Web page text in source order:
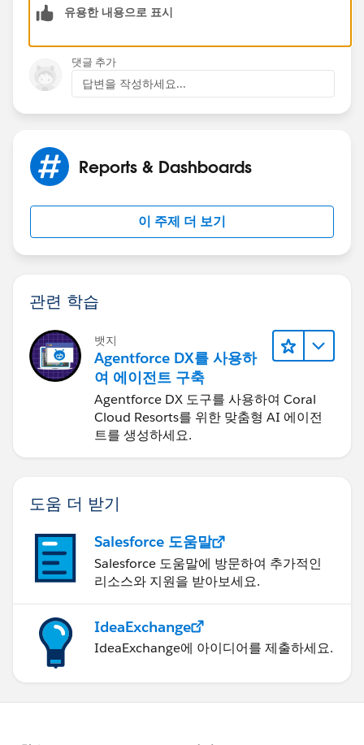
유용한 내용으로 표시
댓글 추가
답변을 작성하세요...
Reports & Dashboards
이 주제 더 보기
관련 학습
뱃지
Agentforce DX를 사용하
여 에이전트 구축
Agentforce DX 도구를 사용하여 Coral
Cloud Resorts를 위한 맞춤형 AI 에이전
트를 생성하세요.
도움 더 받기
Salesforce 도움말
Salesforce 도움말에 방문하여 추가적인
리소스와 지원을 받아보세요.
IdeaExchange
IdeaExchange에 아이디어를 제출하세요.